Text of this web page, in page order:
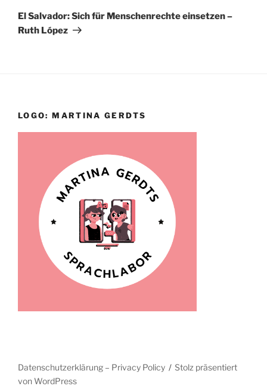
Beitrag
El Salvador: Sich für Menschenrechte einsetzen –
Ruth López
LOGO: MARTINA GERDTS
Datenschutzerklärung – Privacy Policy
Stolz präsentiert
von WordPress